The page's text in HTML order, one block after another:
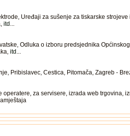
Uređaji za sušenje za tiskarske
itd ...
Odluka o izboru predsjednika
itd ...
Pribislavec, Cestica, Pitomača, Zagreb -
za servisere, izrada web trgovina,